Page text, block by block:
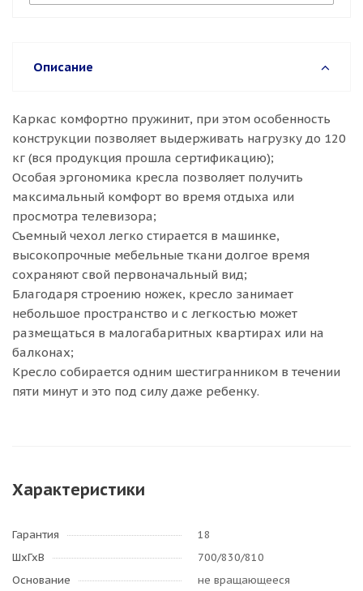
Описание
Каркас комфортно пружинит, при этом особенность
конструкции позволяет выдерживать нагрузку до 120
кг (вся продукция прошла сертификацию);
Особая эргономика кресла позволяет получить
максимальный комфорт во время отдыха или
просмотра телевизора;
Съемный чехол легко стирается в машинке,
высокопрочные мебельные ткани долгое время
сохраняют свой первоначальный вид;
Благодаря строению ножек, кресло занимает
небольшое пространство и с легкостью может
размещаться в малогабаритных квартирах или на
балконах;
Кресло собирается одним шестигранником в течении
пяти минут и это под силу даже ребенку.
Характеристики
Гарантия
18
ШхГхВ
700/830/810
Основание
не вращающееся